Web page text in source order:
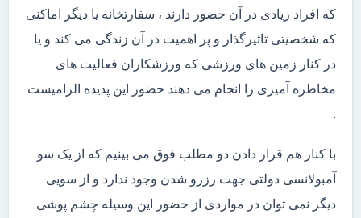
که افراد زیادی در آن حضور دارند ، سفارتخانه یا دیگر اماکنی
که شخصیتی تاثیرگذار و پر اهمیت در آن زندگی می کند و یا
در کنار زمین های ورزشی که ورزشکاران فعالیت های
مخاطره آمیزی را انجام می دهند حضور این پدیده الزامیست
.
با کنار هم قرار دادن دو مطلب فوق می بینیم که از یک سو
آمبولانسی دولتی جهت رزرو شدن وجود ندارد و از سویی
دیگر نمی توان در مواردی از حضور این وسیله چشم پوشی